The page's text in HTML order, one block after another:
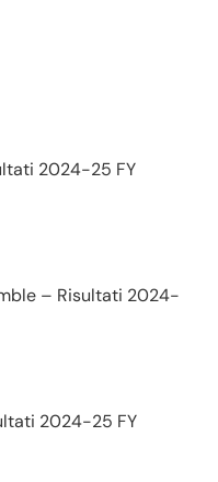
2024-25 FY
– Risultati 2024-
2024-25 FY